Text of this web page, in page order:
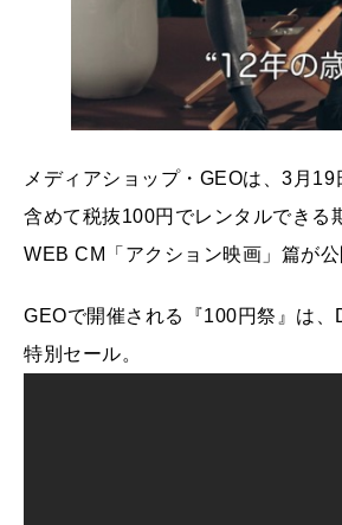
メディアショップ・GEOは、3月
含めて税抜100円でレンタルできる
WEB CM「アクション映画」篇が公
GEOで開催される『100円祭』は
特別セール。